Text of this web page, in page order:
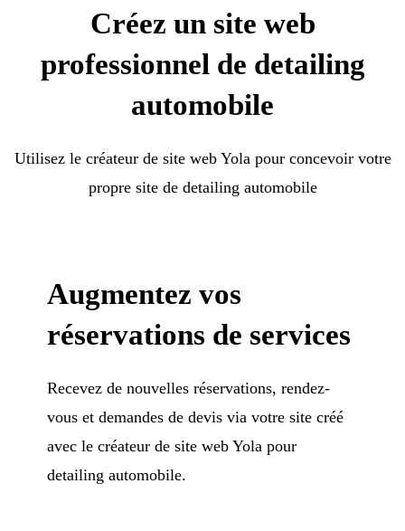
Créez un site web
professionnel de detailing
automobile
Utilisez le créateur de site web Yola pour concevoir votre
propre site de detailing automobile
Augmentez vos
réservations de services
Recevez de nouvelles réservations, rendez-
vous et demandes de devis via votre site créé
avec le créateur de site web Yola pour
detailing automobile.